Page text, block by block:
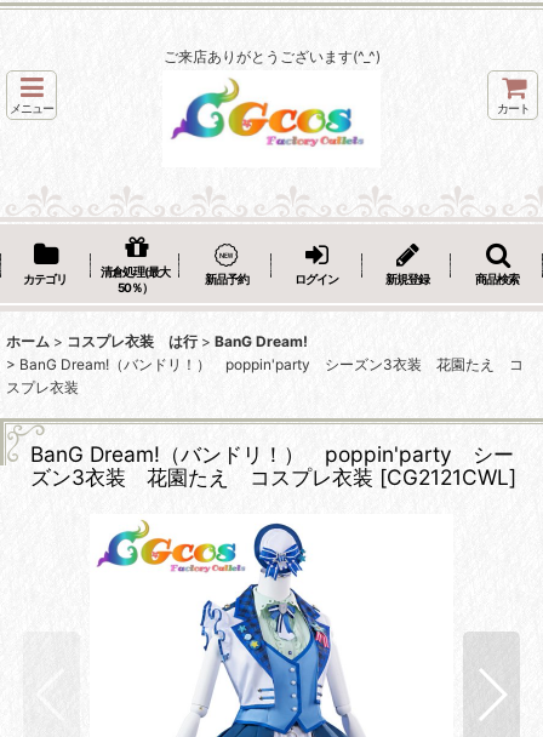
ご来店ありがとうございます(^_^)
メニュー カート
カテゴリ
清倉処理(最大
50％）
新品予約 ログイン 新規登録 商品検索
ホーム > コスプレ衣装 は行 > BanG Dream!
> BanG Dream!（バンドリ！） poppin'party シーズン3衣装 花園たえ コ
スプレ衣装
BanG Dream!（バンドリ！） poppin'party シー
ズン3衣装 花園たえ コスプレ衣装 [CG2121CWL]